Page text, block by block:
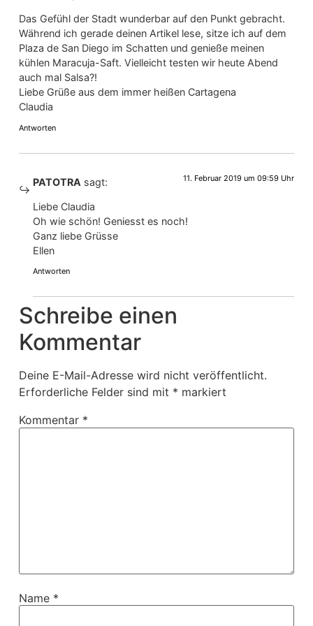
Das Gefühl der Stadt wunderbar auf den Punkt gebracht.
Während ich gerade deinen Artikel lese, sitze ich auf dem
Plaza de San Diego im Schatten und genieße meinen
kühlen Maracuja-Saft. Vielleicht testen wir heute Abend
auch mal Salsa?!
Liebe Grüße aus dem immer heißen Cartagena
Claudia
Antworten
PATOTRA sagt: 11. Februar 2019 um 09:59 Uhr
Liebe Claudia
Oh wie schön! Geniesst es noch!
Ganz liebe Grüsse
Ellen
Antworten
Schreibe einen
Kommentar
Deine E-Mail-Adresse wird nicht veröffentlicht.
Erforderliche Felder sind mit * markiert
Kommentar *
Name *